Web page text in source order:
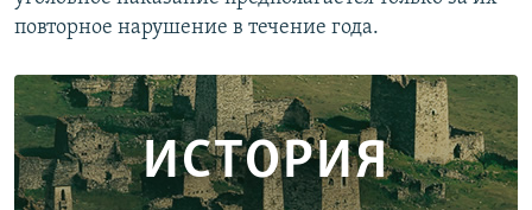
повторное нарушение в течение года.
ИСТОРИЯ